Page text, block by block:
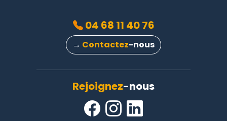
Rejoignez-nous
04 68 11 40 76
→ Contactez-nous